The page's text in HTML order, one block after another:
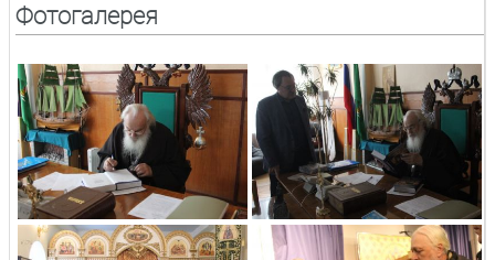
Фотогалерея